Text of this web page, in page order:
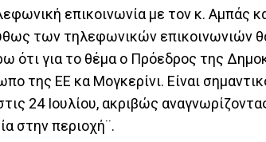
επικοινωνία με τον κ. Αμπάς
των τηλεφωνικών επικοινωνιών
για το θέμα ο Πρόεδρος της
της ΕΕ κα Μογκερίνι. Είναι
24 Ιουλίου, ακριβώς
στην περιοχή¨.